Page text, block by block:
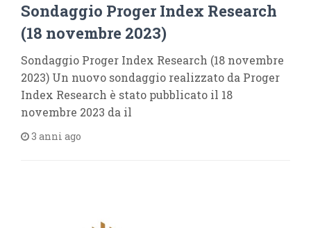
Sondaggio Proger Index Research
(18 novembre 2023)
Sondaggio Proger Index Research (18 novembre
2023) Un nuovo sondaggio realizzato da Proger
Index Research è stato pubblicato il 18
novembre 2023 da il
3 anni ago